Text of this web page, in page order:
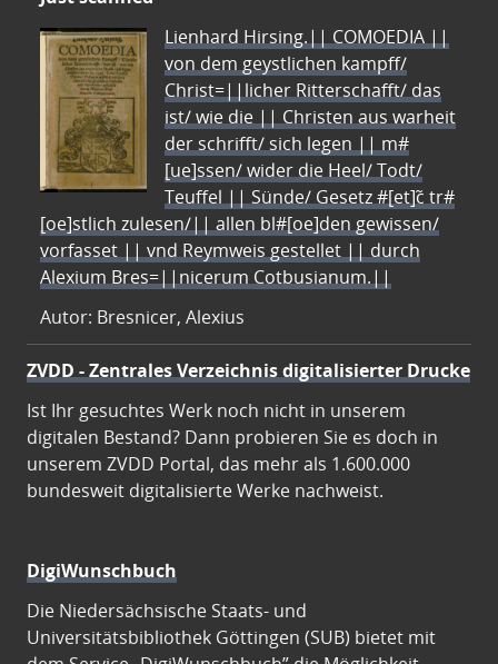
Lienhard Hirsing.|| COMOEDIA ||
von dem geystlichen kampff/
Christ=||licher Ritterschafft/ das
ist/ wie die || Christen aus warheit
der schrifft/ sich legen || m#
[ue]ssen/ wider die Heel/ Todt/
Teuffel || Sünde/ Gesetz #[et]c̃ tr#
[oe]stlich zulesen/|| allen bl#[oe]den gewissen/
vorfasset || vnd Reymweis gestellet || durch
Alexium Bres=||nicerum Cotbusianum.||
Autor: Bresnicer, Alexius
ZVDD - Zentrales Verzeichnis digitalisierter Drucke
Ist Ihr gesuchtes Werk noch nicht in unserem
digitalen Bestand? Dann probieren Sie es doch in
unserem ZVDD Portal, das mehr als 1.600.000
bundesweit digitalisierte Werke nachweist.
DigiWunschbuch
Die Niedersächsische Staats- und
Universitätsbibliothek Göttingen (SUB) bietet mit